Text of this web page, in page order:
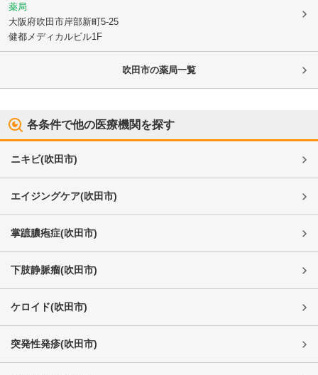
薬局
大阪府吹田市岸部新町5-25
健都メディカルビル1F
吹田市の薬局一覧
各条件で他の医療機関を探す
ニキビ(吹田市)
エイジングケア(吹田市)
掌蹠膿疱症(吹田市)
下肢静脈瘤(吹田市)
ケロイド(吹田市)
突発性発疹(吹田市)